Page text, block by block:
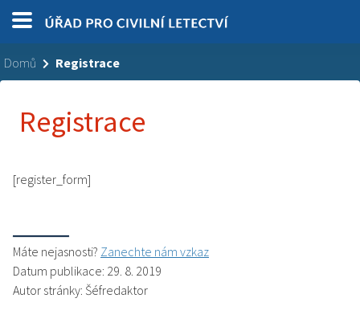
Domů Registrace
Registrace
[register_form]
Máte nejasnosti? Zanechte nám vzkaz
Datum publikace: 29. 8. 2019
Autor stránky: Šéfredaktor